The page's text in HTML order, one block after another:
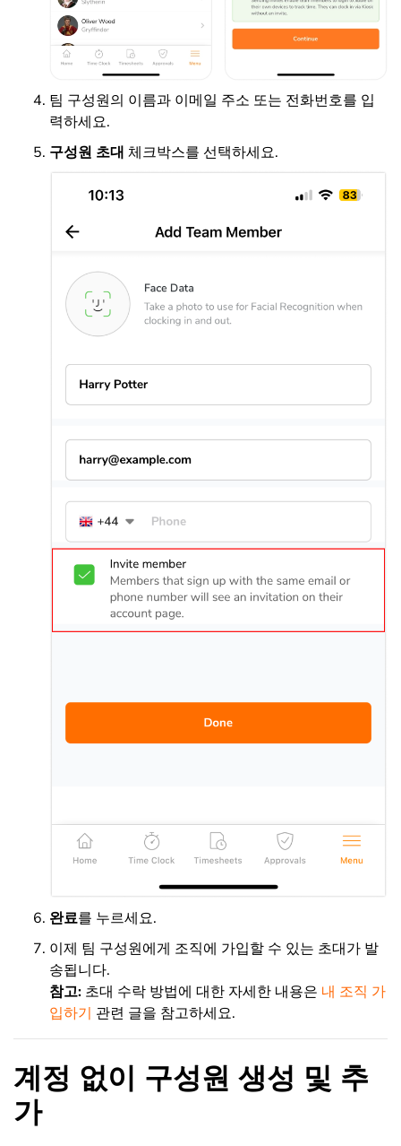
팀 구성원의 이름과 이메일 주소 또는 전화번호를 입
력하세요.
구성원 초대 체크박스를 선택하세요.
완료를 누르세요.
이제 팀 구성원에게 조직에 가입할 수 있는 초대가 발
송됩니다.
참고: 초대 수락 방법에 대한 자세한 내용은 내 조직 가
입하기 관련 글을 참고하세요.
계정 없이 구성원 생성 및 추
가